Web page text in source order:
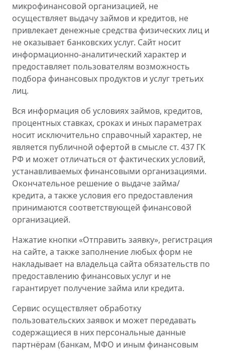
микрофинансовой организацией, не
осуществляет выдачу займов и кредитов, не
привлекает денежные средства физических лиц и
не оказывает банковских услуг. Сайт носит
информационно-аналитический характер и
предоставляет пользователям возможность
подбора финансовых продуктов и услуг третьих
лиц.
Вся информация об условиях займов, кредитов,
процентных ставках, сроках и иных параметрах
носит исключительно справочный характер, не
является публичной офертой в смысле ст. 437 ГК
РФ и может отличаться от фактических условий,
устанавливаемых финансовыми организациями.
Окончательное решение о выдаче займа/
кредита, а также условия его предоставления
принимаются соответствующей финансовой
организацией.
Нажатие кнопки «Отправить заявку», регистрация
на сайте, а также заполнение любых форм не
накладывает на владельца сайта обязательств по
предоставлению финансовых услуг и не
гарантирует получение займа или кредита.
Сервис осуществляет обработку
пользовательских заявок и может передавать
содержащиеся в них персональные данные
партнёрам (банкам, МФО и иным финансовым